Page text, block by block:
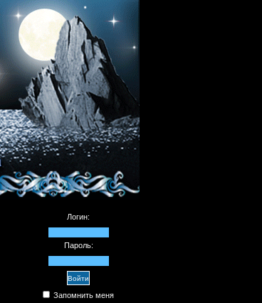
Логин:
Пароль:
Запомнить меня